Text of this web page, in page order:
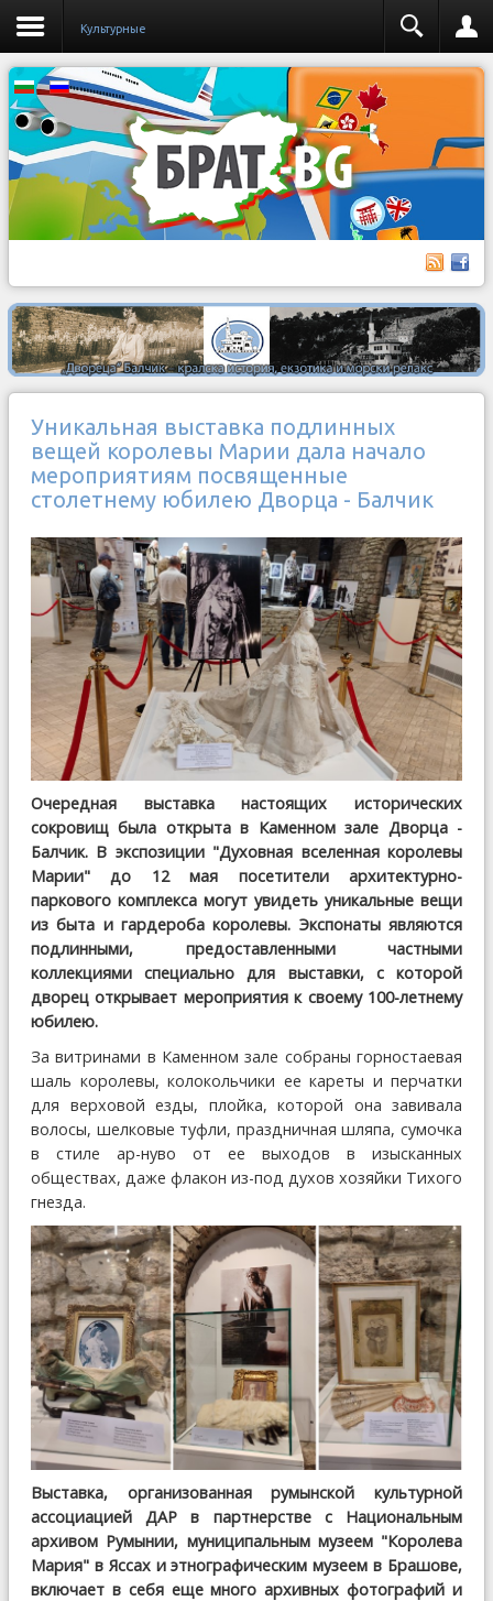
Культурные
Уникальная выставка подлинных
вещей королевы Марии дала начало
мероприятиям посвященные
столетнему юбилею Дворца - Балчик
Очередная выставка настоящих исторических
сокровищ была открыта в Каменном зале Дворца -
Балчик. В экспозиции "Духовная вселенная королевы
Марии" до 12 мая посетители архитектурно-
паркового комплекса могут увидеть уникальные вещи
из быта и гардероба королевы. Экспонаты являются
подлинными, предоставленными частными
коллекциями специально для выставки, с которой
дворец открывает мероприятия к своему 100-летнему
юбилею.
За витринами в Каменном зале собраны горностаевая
шаль королевы, колокольчики ее кареты и перчатки
для верховой езды, плойка, которой она завивала
волосы, шелковые туфли, праздничная шляпа, сумочка
в стиле ар-нуво от ее выходов в изысканных
обществах, даже флакон из-под духов хозяйки Тихого
гнезда.
Выставка, организованная румынской культурной
ассоциацией ДАР в партнерстве с Национальным
архивом Румынии, муниципальным музеем "Королева
Мария" в Яссах и этнографическим музеем в Брашове,
включает в себя еще много архивных фотографий и